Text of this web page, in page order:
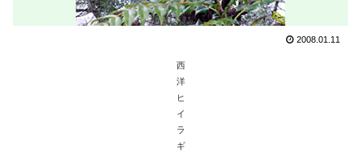
2008.01.11
西
洋
ヒ
イ
ラ
ギ